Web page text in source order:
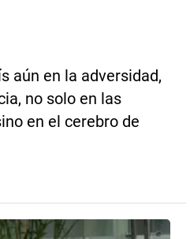
aún en la adversidad,
no solo en las
en el cerebro de